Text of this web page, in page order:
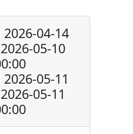
04-14
05-10
05-11
05-11